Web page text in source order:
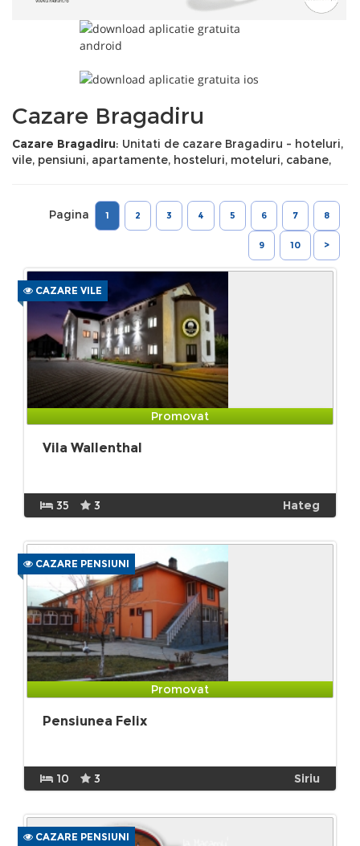
Cazare Bragadiru
Cazare Bragadiru: Unitati de cazare Bragadiru - hoteluri,
vile, pensiuni, apartamente, hosteluri, moteluri, cabane,
Pagina 1 2 3 4 5 6 7 8
9 10 >
CAZARE VILE
Promovat
Vila Wallenthal
35 3 Hateg
CAZARE PENSIUNI
Promovat
Pensiunea Felix
10 3 Siriu
CAZARE PENSIUNI